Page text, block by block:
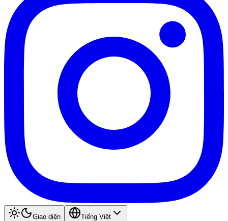
Giao diện
Tiếng Việt